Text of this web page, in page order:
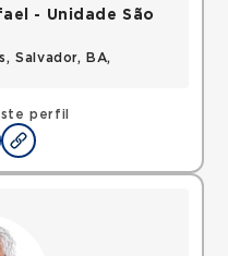
perfil
- Unidade São
Salvador, BA,